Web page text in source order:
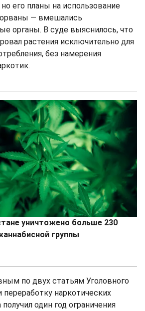
его планы на использование
— вмешались
органы. В суде выяснилось, что
растения исключительно для
без намерения
уничтожено больше 230
группы
по двух статьям Уголовного
переработку наркотических
один год ограничения